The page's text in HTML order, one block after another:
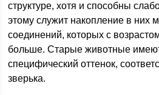
структуре, хотя и способны
этому служит накопление в них
соединений, которых с
больше. Старые животные имеют
специфический оттенок,
зверька.